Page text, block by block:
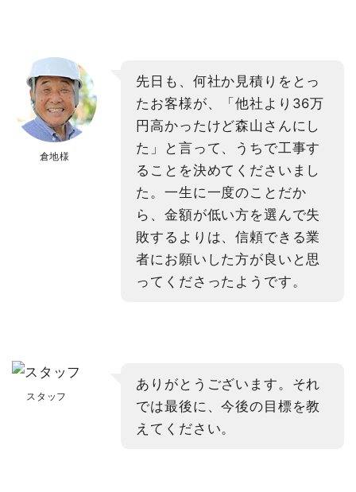
倉地様
先日も、何社か見積りをとっ
たお客様が、「他社より36万
円高かったけど森山さんにし
た」と言って、うちで工事す
ることを決めてくださいまし
た。一生に一度のことだか
ら、金額が低い方を選んで失
敗するよりは、信頼できる業
者にお願いした方が良いと思
ってくださったようです。
スタッフ
ありがとうございます。それ
では最後に、今後の目標を教
えてください。